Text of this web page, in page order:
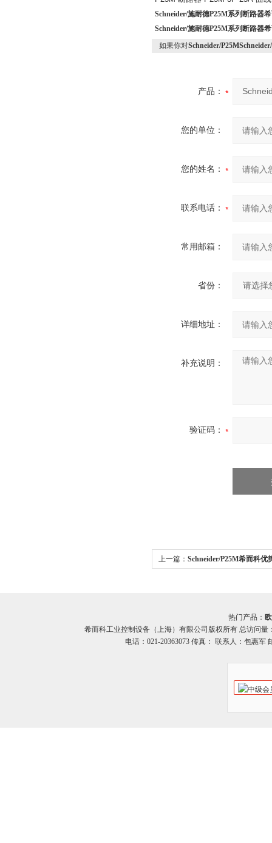
Schneider/施耐德P25M系列断路器
Schneider/施耐德P25M系列断路器
如果你对Schneider/
产品：
您的单位：
您的姓名：
联系电话：
常用邮箱：
省份：
详细地址：
补充说明：
验证码：
上一篇： Schneider/P25M希而科优
热门产品：
希而科工业控制设备（上海）有限公司版权所有 总访问量
电话：021-20363073 传真： 联系人：包惠军